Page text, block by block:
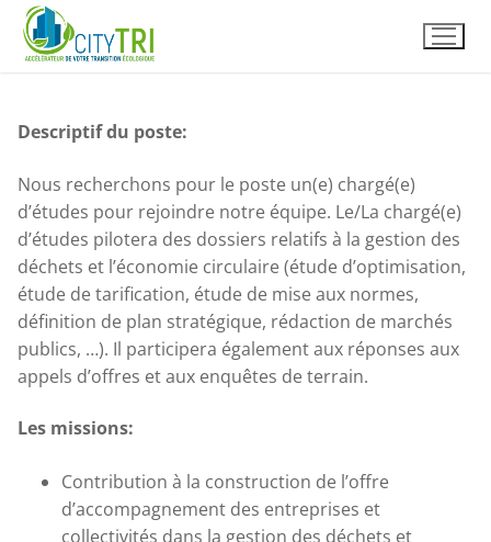
Aller
contenu
Descriptif du poste:
Nous recherchons pour le poste un(e) chargé(e)
d’études pour rejoindre notre équipe. Le/La chargé(e)
d’études pilotera des dossiers relatifs à la gestion des
déchets et l’économie circulaire (étude d’optimisation,
étude de tarification, étude de mise aux normes,
définition de plan stratégique, rédaction de marchés
publics, …). Il participera également aux réponses aux
appels d’offres et aux enquêtes de terrain.
Les missions:
Contribution à la construction de l’offre
d’accompagnement des entreprises et
collectivités dans la gestion des déchets et